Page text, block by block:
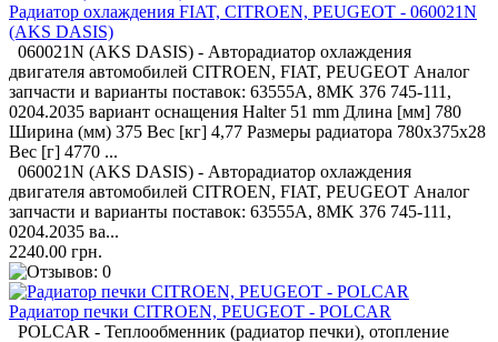
Радиатор охлаждения FIAT, CITROEN, PEUGEOT - 060021N
(AKS DASIS)
060021N (AKS DASIS) - Авторадиатор охлаждения
двигателя автомобилей CITROEN, FIAT, PEUGEOT Аналог
запчасти и варианты поставок: 63555A, 8MK 376 745-111,
0204.2035 вариант оснащения Halter 51 mm Длина [мм] 780
Ширина (мм) 375 Вес [кг] 4,77 Размеры радиатора 780x375x28
Вес [г] 4770 ...
060021N (AKS DASIS) - Авторадиатор охлаждения
двигателя автомобилей CITROEN, FIAT, PEUGEOT Аналог
запчасти и варианты поставок: 63555A, 8MK 376 745-111,
0204.2035 ва...
2240.00 грн.
Радиатор печки CITROEN, PEUGEOT - POLCAR
POLCAR - Теплообменник (радиатор печки), отопление